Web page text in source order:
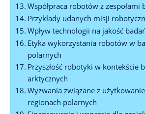
Współpraca robotów z zespołami
Przykłady udanych misji
Wpływ ⁣technologii na jakość
Etyka wykorzystania robotów w
polarnych
Przyszłość robotyki w kontekście
arktycznych
Wyzwania związane‍ z‍
regionach polarnych